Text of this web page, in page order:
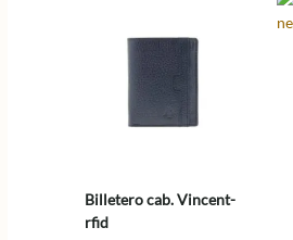
Billetero cab. Vincent-
rfid